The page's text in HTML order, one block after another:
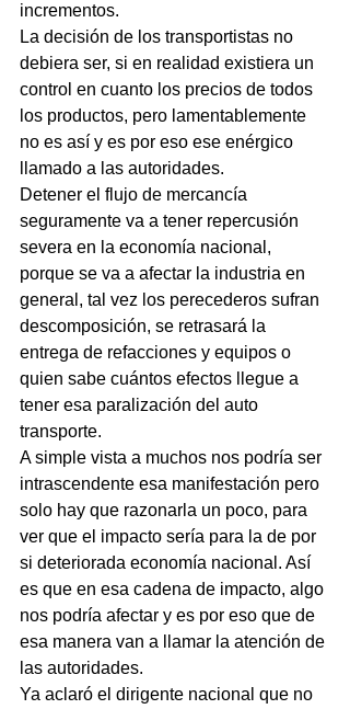
incrementos.
La decisión de los transportistas no
debiera ser, si en realidad existiera un
control en cuanto los precios de todos
los productos, pero lamentablemente
no es así y es por eso ese enérgico
llamado a las autoridades.
Detener el flujo de mercancía
seguramente va a tener repercusión
severa en la economía nacional,
porque se va a afectar la industria en
general, tal vez los perecederos sufran
descomposición, se retrasará la
entrega de refacciones y equipos o
quien sabe cuántos efectos llegue a
tener esa paralización del auto
transporte.
A simple vista a muchos nos podría ser
intrascendente esa manifestación pero
solo hay que razonarla un poco, para
ver que el impacto sería para la de por
si deteriorada economía nacional. Así
es que en esa cadena de impacto, algo
nos podría afectar y es por eso que de
esa manera van a llamar la atención de
las autoridades.
Ya aclaró el dirigente nacional que no